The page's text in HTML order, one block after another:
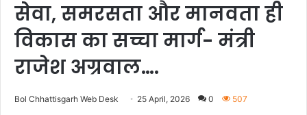
सेवा, समरसता और मानवता ही
विकास का सच्चा मार्ग- मंत्री
राजेश अग्रवाल….
Bol Chhattisgarh Web Desk 25 April, 2026 0 507